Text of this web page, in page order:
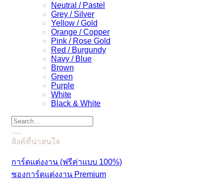
Neutral / Pastel
Grey / Silver
Yellow / Gold
Orange / Copper
Pink / Rose Gold
Red / Burgundy
Navy / Blue
Brown
Green
Purple
White
Black & White
ลิงค์ที่น่าสนใจ
การ์ดแต่งงาน (ฟรีค่าแบบ 100%)
ซองการ์ดแต่งงาน Premium